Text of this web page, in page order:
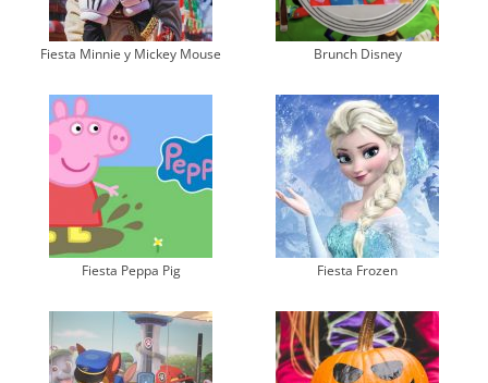
Fiesta Minnie y Mickey Mouse Brunch Disney
Fiesta Peppa Pig Fiesta Frozen